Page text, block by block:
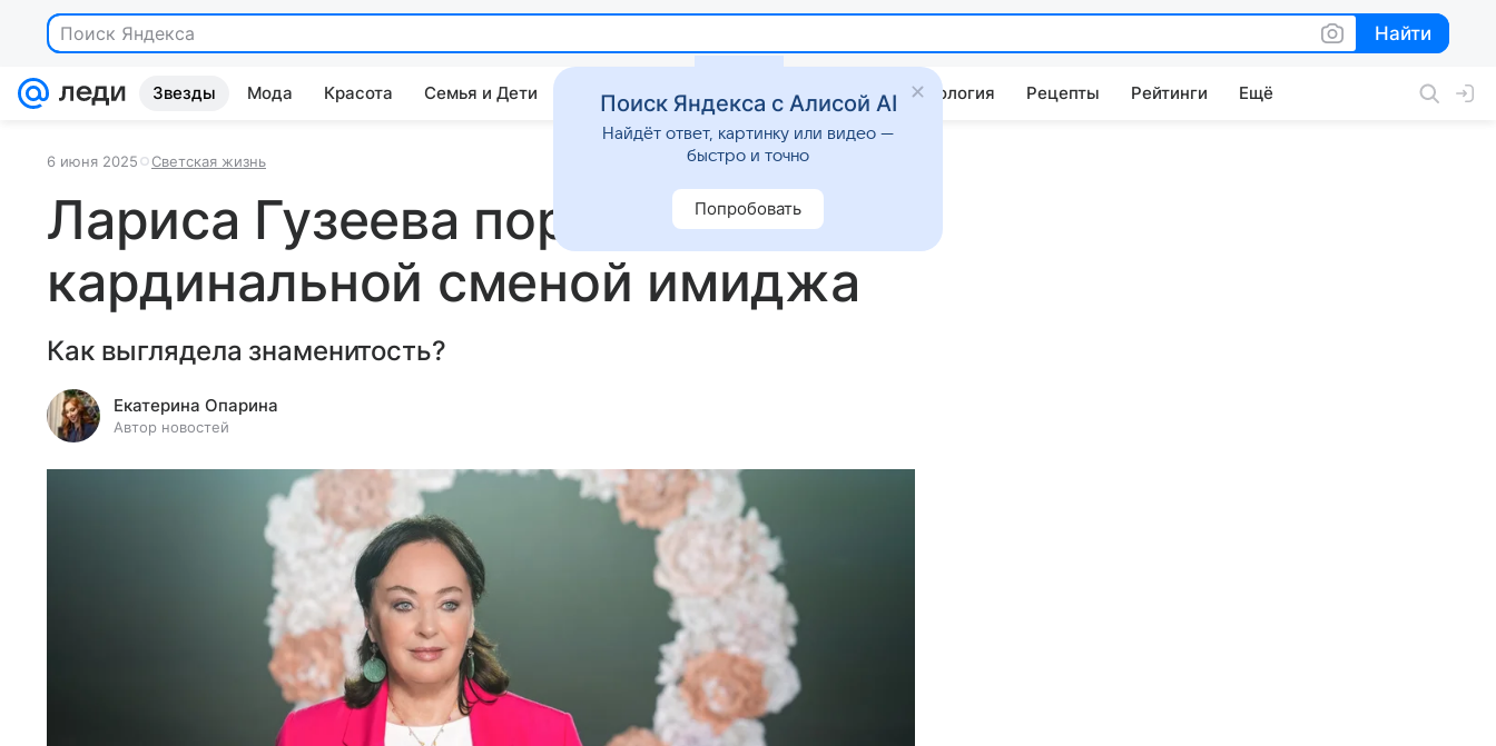
Поиск Яндекса Найти
Найти
Звезды Мода Красота Семья и Дети Дом Гороскопы Стиль жизни Психология Рецепты Рейтинги Ещё
6 июня 2025 Светская жизнь
Лариса Гузеева поразила сеть
кардинальной сменой имиджа
Как выглядела знаменитость?
Екатерина Опарина
Автор новостей
Поиск Яндекса с Алисой AI
Найдёт ответ, картинку или видео —
быстро и точно
Попробовать